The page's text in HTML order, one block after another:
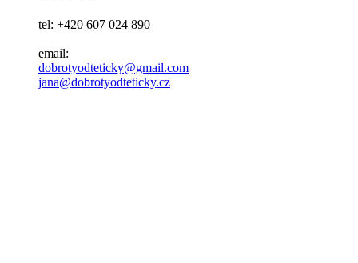
tel: +420 607 024 890
email:
dobrotyodteticky@gmail.com
jana@dobrotyodteticky.cz